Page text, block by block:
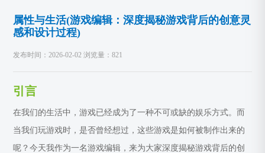
属性与生活(游戏编辑：深度揭秘游戏背后的创意灵
感和设计过程)
发布时间：2026-02-02 浏览量：821
引言
在我们的生活中，游戏已经成为了一种不可或缺的娱乐方式。而
当我们玩游戏时，是否曾经想过，这些游戏是如何被制作出来的
呢？今天我作为一名游戏编辑，来为大家深度揭秘游戏背后的创